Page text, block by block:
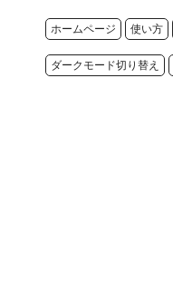
ホームページ 使い方
ダークモード切り替え